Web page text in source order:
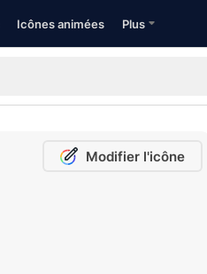
Icônes animées Plus
Modifier l'icône